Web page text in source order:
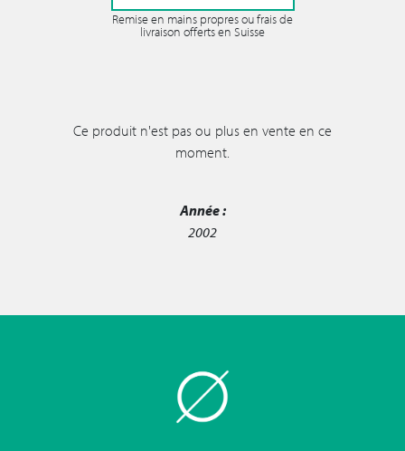
Remise en mains propres ou frais de
livraison offerts en Suisse
Ce produit n'est pas ou plus en vente en ce
moment.
Année :
2002